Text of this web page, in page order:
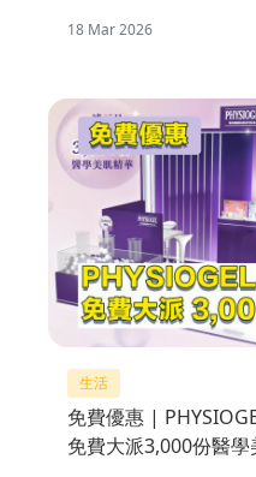
18 Mar 2026
生活
免費優惠 |
免費大派3,000份醫學